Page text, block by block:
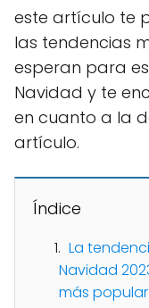
este artículo te
las tendencias
esperan para
Navidad y te
en cuanto a la
artículo.
Índice
La
Navidad
más